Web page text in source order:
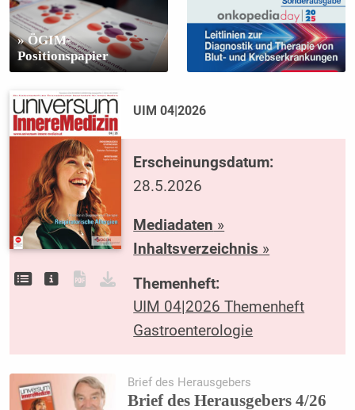
» ÖGIM-
Positionspapier
UIM 04|2026
Erscheinungsdatum:
28.5.2026
Mediadaten »
Inhaltsverzeichnis »
Themenheft:
UIM 04|2026 Themenheft
Gastroenterologie
Brief des Herausgebers
Brief des Herausgebers 4/26